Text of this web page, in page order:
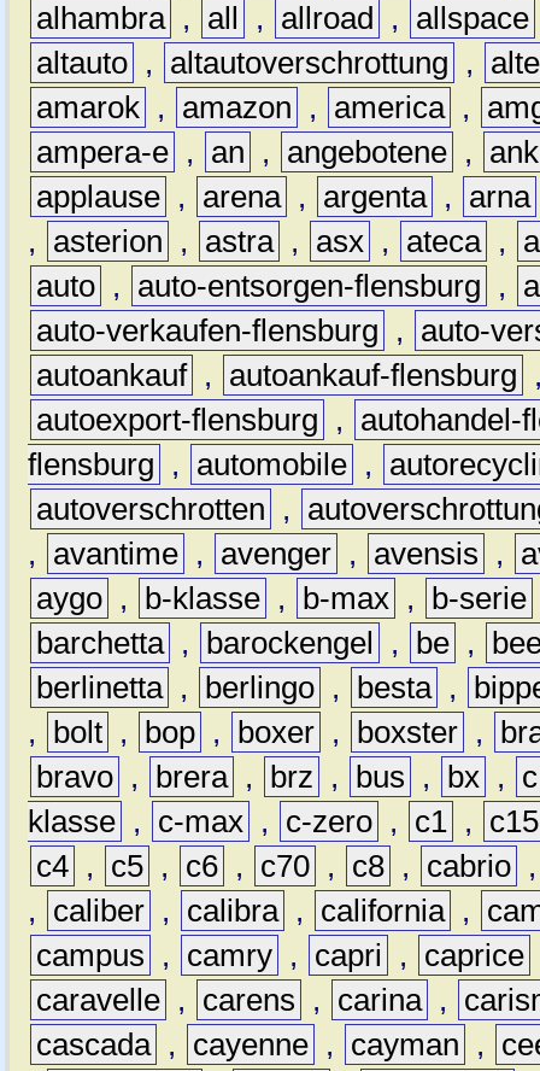
alhambra , all , allroad , allspace
altauto , altautoverschrottung ,
amarok , amazon , america ,
ampera-e , an , angebotene ,
applause , arena , argenta , arna
,
asterion , astra , asx , ateca ,
auto , auto-entsorgen-flensburg ,
auto-verkaufen-flensburg
,
auto-
autoankauf , autoankauf-flensburg
autoexport-flensburg
,
autohandel-
flensburg
, automobile ,
autoverschrotten
,
,
avantime , avenger , avensis ,
aygo , b-klasse , b-max , b-serie
barchetta , barockengel , be ,
berlinetta , berlingo , besta ,
,
bolt , bop , boxer , boxster ,
bravo , brera , brz , bus , bx ,
c
klasse , c-max , c-zero , c1 ,
c15
c4 , c5 , c6 , c70 , c8 , cabrio
,
caliber , calibra , california ,
campus
, camry , capri , caprice
caravelle , carens , carina ,
cascada , cayenne , cayman ,